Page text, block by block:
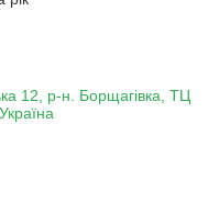
12, р-н. Борщагівка, ТЦ